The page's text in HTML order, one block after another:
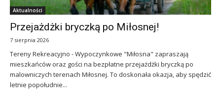
Aktualności
Przejażdżki bryczką po Miłosnej!
7 sierpnia 2026
Tereny Rekreacyjno - Wypoczynkowe "Miłosna" zapraszają
mieszkańców oraz gości na bezpłatne przejażdżki bryczką po
malowniczych terenach Miłosnej. To doskonała okazja, aby spędzić
letnie popołudnie...